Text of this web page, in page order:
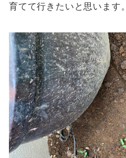
育てて行きたいと思います。